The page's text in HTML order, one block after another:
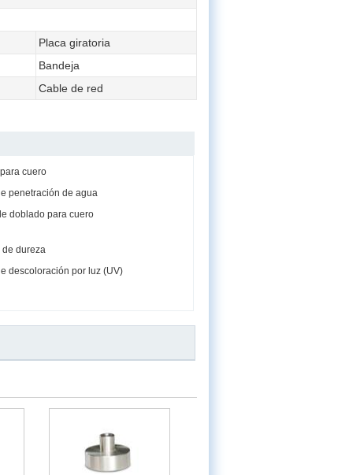
Placa giratoria
Bandeja
Cable de red
cuero
penetración de agua
doblado para cuero
de dureza
descoloración por luz (UV)